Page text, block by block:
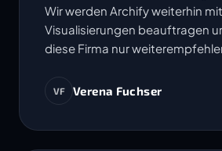
Wir werden Archify weiterhin mit
Visualisierungen beauftragen
diese Firma nur
VF Verena Fuchser